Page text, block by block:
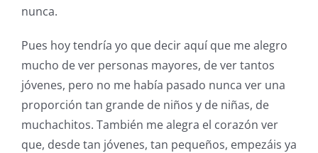
nunca.
Pues hoy tendría yo que decir aquí que me alegro
mucho de ver personas mayores, de ver tantos
jóvenes, pero no me había pasado nunca ver una
proporción tan grande de niños y de niñas, de
muchachitos. También me alegra el corazón ver
que, desde tan jóvenes, tan pequeños, empezáis ya